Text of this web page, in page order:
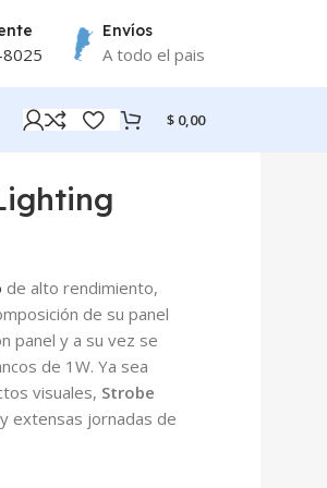
Envíos
A todo el pais
$ 0,00
de alto rendimiento,
de su panel
panel y a su vez se
de 1W. Ya sea
visuales, Strobe
extensas jornadas de